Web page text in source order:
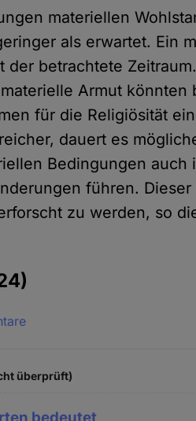
materiellen
als erwartet. Ein
der betrachtete
Armut
für die Religiösität
dauert es
Bedingungen
führen.
zu werden, so
überprüft)